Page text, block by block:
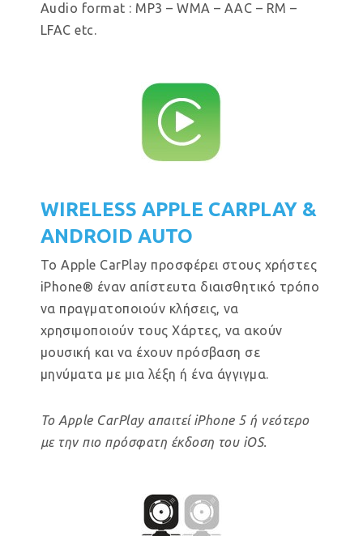
Audio format : MP3 – WMA – AAC – RM –
LFAC etc.
WIRELESS APPLE CARPLAY &
ANDROID AUTO
Το Apple CarPlay προσφέρει στους χρήστες
iPhone® έναν απίστευτα διαισθητικό τρόπο
να πραγματοποιούν κλήσεις, να
χρησιμοποιούν τους Χάρτες, να ακούν
μουσική και να έχουν πρόσβαση σε
μηνύματα με μια λέξη ή ένα άγγιγμα.
Το Apple CarPlay απαιτεί iPhone 5 ή νεότερο
με την πιο πρόσφατη έκδοση του iOS.